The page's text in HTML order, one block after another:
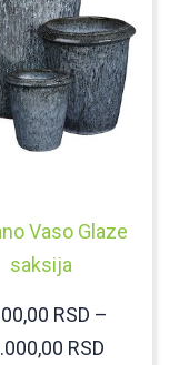
Vaso Glaze
saksija
RSD –
RSD